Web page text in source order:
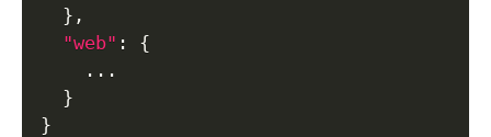
} ,
"web" :
{
    ...
}
}